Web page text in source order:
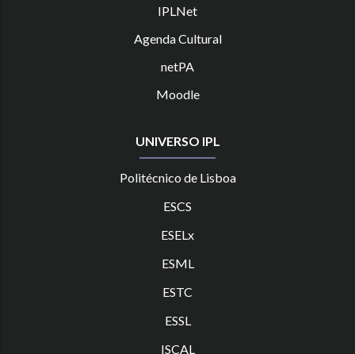
IPLNet
Agenda Cultural
netPA
Moodle
UNIVERSO IPL
Politécnico de Lisboa
ESCS
ESELx
ESML
ESTC
ESSL
ISCAL